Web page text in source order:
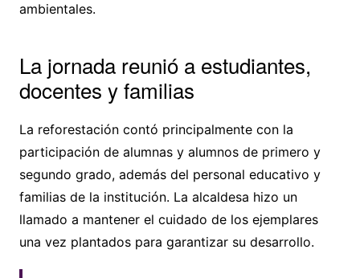
ambientales.
La jornada reunió a estudiantes,
docentes y familias
La reforestación contó principalmente con la
participación de alumnas y alumnos de primero y
segundo grado, además del personal educativo y
familias de la institución. La alcaldesa hizo un
llamado a mantener el cuidado de los ejemplares
una vez plantados para garantizar su desarrollo.